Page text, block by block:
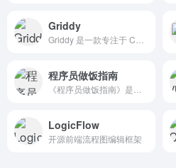
Griddy
程序员做饭指南
LogicFlow
开源前端流程图编辑框架